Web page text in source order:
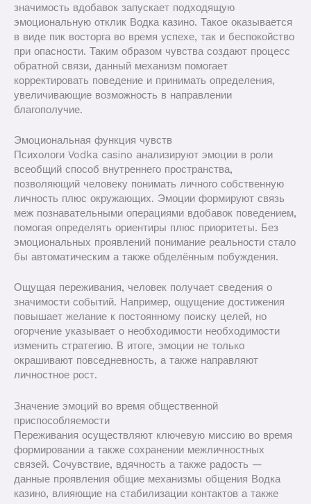
значимость вдобавок запускает подходящую
эмоциональную отклик Водка казино. Такое оказывается
в виде пик восторга во время успехе, так и беспокойство
при опасности. Таким образом чувства создают процесс
обратной связи, данный механизм помогает
корректировать поведение и принимать определения,
увеличивающие возможность в направлении
благополучие.
Эмоциональная функция чувств
Психологи Vodka casino анализируют эмоции в роли
всеобщий способ внутреннего пространства,
позволяющий человеку понимать личного собственную
личность плюс окружающих. Эмоции формируют связь
меж познавательными операциями вдобавок поведением,
помогая определять ориентиры плюс приоритеты. Без
эмоциональных проявлений понимание реальности стало
бы автоматическим а также обделённым побуждения.
Ощущая переживания, человек получает сведения о
значимости событий. Например, ощущение достижения
повышает желание к постоянному поиску целей, но
огорчение указывает о необходимости необходимости
изменить стратегию. В итоге, эмоции не только
окрашивают повседневность, а также направляют
личностное рост.
Значение эмоций во время общественной
приспособляемости
Переживания осуществляют ключевую миссию во время
формировании а также сохранении межличностных
связей. Сочувствие, вдячность а также радость —
данные проявления общие механизмы общения Водка
казино, влияющие на стабилизации контактов а также